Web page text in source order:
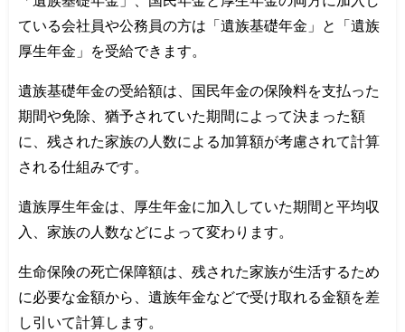
ている会社員や公務員の方は「遺族基礎年金」と「遺族
厚生年金」を受給できます。
遺族基礎年金の受給額は、国民年金の保険料を支払った
期間や免除、猶予されていた期間によって決まった額
に、残された家族の人数による加算額が考慮されて計算
される仕組みです。
遺族厚生年金は、厚生年金に加入していた期間と平均収
入、家族の人数などによって変わります。
生命保険の死亡保障額は、残された家族が生活するため
に必要な金額から、遺族年金などで受け取れる金額を差
し引いて計算します。